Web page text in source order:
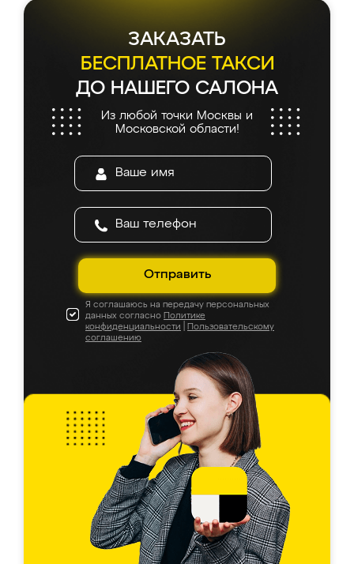
ЗАКАЗАТЬ
БЕСПЛАТНОЕ ТАКСИ
ДО НАШЕГО САЛОНА
Из любой точки Москвы и
Московской области!
Отправить
Я соглашаюсь на передачу персональных
данных согласно Политике
конфиденциальности
Пользовательскому
соглашению